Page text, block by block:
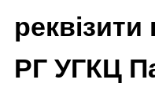
РГ УГКЦ